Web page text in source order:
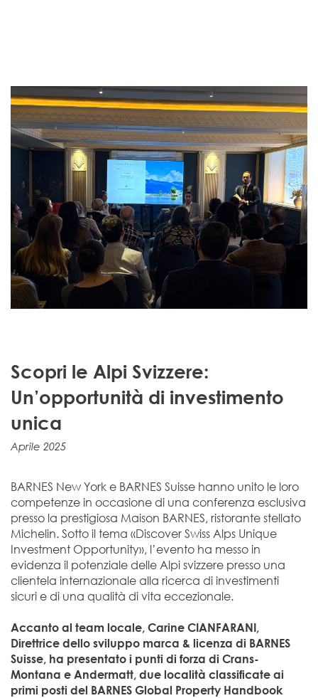
Scopri le Alpi Svizzere:
Un’opportunità di investimento
unica
Aprile 2025
BARNES New York e BARNES Suisse hanno unito le loro
competenze in occasione di una conferenza esclusiva
presso la prestigiosa Maison BARNES, ristorante stellato
Michelin. Sotto il tema «Discover Swiss Alps Unique
Investment Opportunity», l’evento ha messo in
evidenza il potenziale delle Alpi svizzere presso una
clientela internazionale alla ricerca di investimenti
sicuri e di una qualità di vita eccezionale.
Accanto al team locale, Carine CIANFARANI,
Direttrice dello sviluppo marca & licenza di BARNES
Suisse, ha presentato i punti di forza di Crans-
Montana e Andermatt, due località classificate ai
primi posti del BARNES Global Property Handbook